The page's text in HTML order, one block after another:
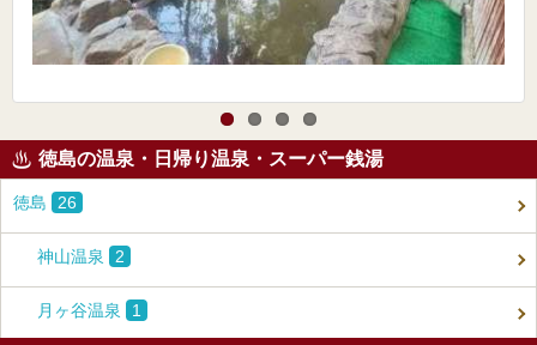
徳島の温泉・日帰り温泉・スーパー銭湯
徳島 26
神山温泉 2
月ヶ谷温泉 1